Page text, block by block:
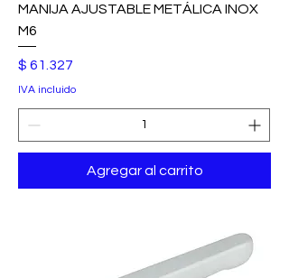
MANIJA AJUSTABLE METÁLICA INOX
M6
Precio
$ 61.327
IVA incluido
Agregar al carrito